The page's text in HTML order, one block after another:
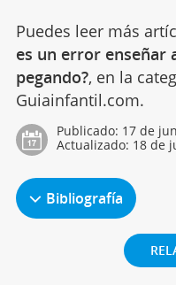
Puedes leer más
es un error enseñar
pegando?, en la
Guiainfantil.com.
Publicado: 17 de
Actualizado: 18 de
Bibliografía